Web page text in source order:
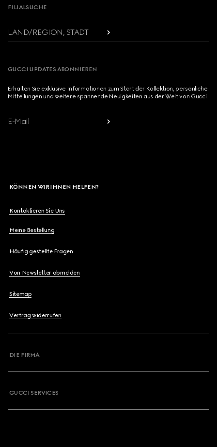
FILIALSUCHE
LAND/REGION, STADT
GUCCI UPDATES ABONNIEREN
Erhalten Sie exklusive Informationen zum Start der Kollektion, persönliche
Mitteilungen und weitere spannende Neuigkeiten aus der Welt von Gucci.
E-Mail
KÖNNEN WIR IHNEN HELFEN?
Kontaktieren Sie Uns
Meine Bestellung
Häufig gestellte Fragen
Von Newsletter abmelden
Sitemap
Vertrag widerrufen
DIE FIRMA
GUCCI SERVICES